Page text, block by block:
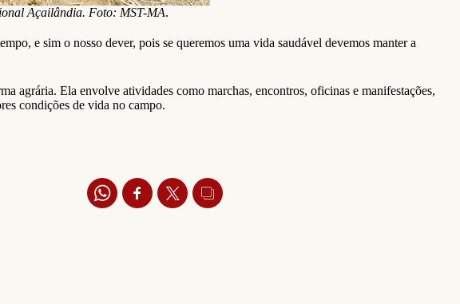
Açailândia. Foto: MST-MA.
e sim o nosso dever, pois se queremos uma vida saudável devemos manter a
agrária. Ela envolve atividades como marchas, encontros, oficinas e manifestações,
condições de vida no campo.